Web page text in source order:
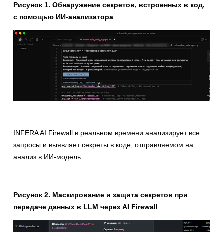
Рисунок 1. Обнаружение секретов, встроенных в код,
с помощью ИИ-анализатора
INFERA AI.Firewall в реальном времени анализирует все
запросы и выявляет секреты в коде, отправляемом на
анализ в ИИ-модель.
Рисунок 2. Маскирование и защита секретов при
передаче данных в LLM через AI Firewall